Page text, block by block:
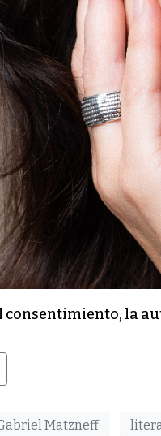
consentimiento, la
Matzneff